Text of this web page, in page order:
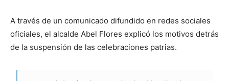
A través de un comunicado difundido en redes sociales
oficiales, el alcalde Abel Flores explicó los motivos detrás
de la suspensión de las celebraciones patrias.